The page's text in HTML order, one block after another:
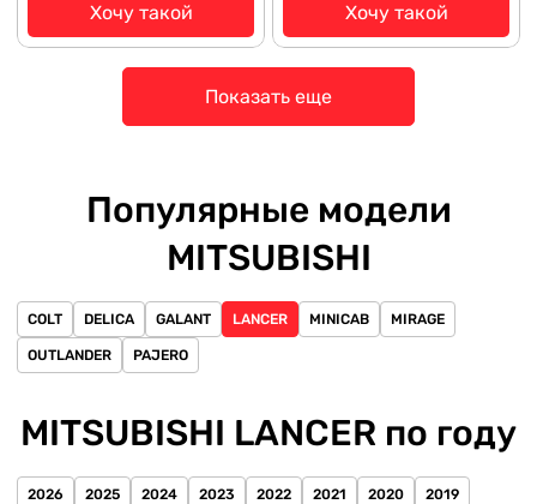
Хочу такой Хочу такой
Показать еще
Популярные модели
MITSUBISHI
COLT DELICA GALANT LANCER MINICAB MIRAGE
OUTLANDER PAJERO
MITSUBISHI LANCER по году
2026 2025 2024 2023 2022 2021 2020 2019